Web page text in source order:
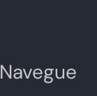
Navegue